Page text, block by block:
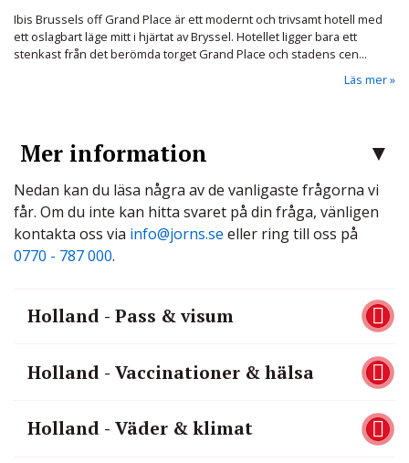
Ibis Brussels off Grand Place är ett modernt och trivsamt hotell med
ett oslagbart läge mitt i hjärtat av Bryssel. Hotellet ligger bara ett
stenkast från det berömda torget Grand Place och stadens cen...
Läs mer
Mer information
Nedan kan du läsa några av de vanligaste frågorna vi
får. Om du inte kan hitta svaret på din fråga, vänligen
kontakta oss via info@jorns.se eller ring till oss på
0770 - 787 000.
Holland - Pass & visum
Holland - Vaccinationer & hälsa
Holland - Väder & klimat